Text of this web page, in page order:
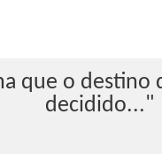
que o destino
decidido..."